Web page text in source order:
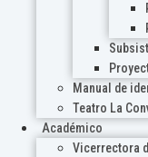
Manual de
Teatro La
Académico
Vicerrectora